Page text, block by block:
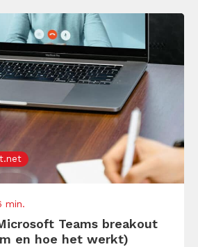
min.
Teams breakout
en hoe het werkt)